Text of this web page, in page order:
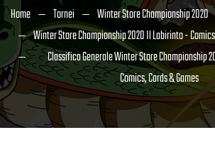
Home Tornei
Winter Store Championship 2020
Winter Store Championship 2020 Il Labirinto -
Classifica Generale Winter Store Championship
Comics, Cards & Games